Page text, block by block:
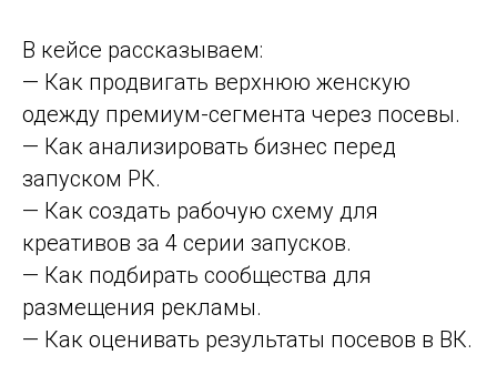
В кейсе рассказываем:
— Как продвигать верхнюю женскую
одежду премиум-сегмента через посевы.
— Как анализировать бизнес перед
запуском РК.
— Как создать рабочую схему для
креативов за 4 серии запусков.
— Как подбирать сообщества для
размещения рекламы.
— Как оценивать результаты посевов в ВК.